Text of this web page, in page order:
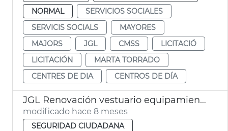
NORMAL
SERVICIOS SOCIALES
SERVICIS SOCIALS
MAYORES
MAJORS
JGL CMSS
LICITACIÓ
LICITACIÓN
MARTA TORRADO
CENTRES DE DIA
CENTROS DE DÍA
JGL Renovación vestuario equipamiento Bomberos València
modificado hace 8 meses
SEGURIDAD CIUDADANA